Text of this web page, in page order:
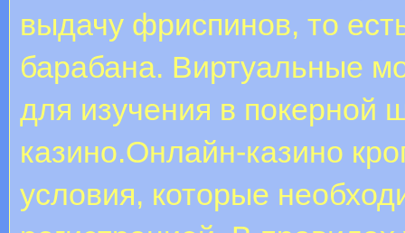
выдачу фриспинов, то
барабана. Виртуальные
для изучения в покерной
казино.Онлайн-казино
условия, которые